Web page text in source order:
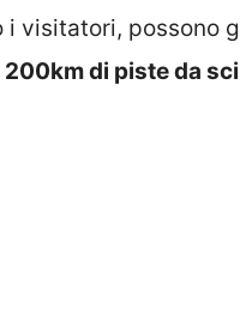
i visitatori, possono
200km di piste da